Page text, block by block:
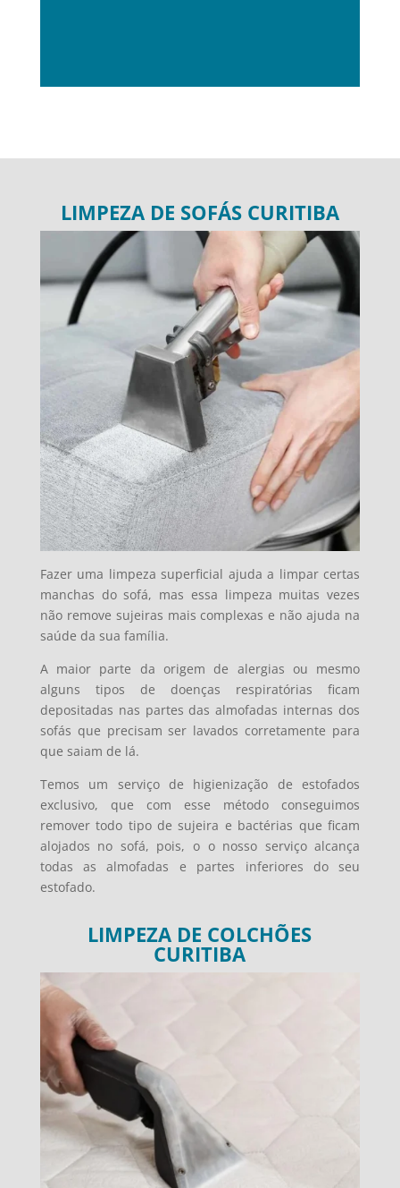
LIMPEZA DE SOFÁS CURITIBA
Fazer uma limpeza superficial ajuda a limpar certas
manchas do sofá, mas essa limpeza muitas vezes
não remove sujeiras mais complexas e não ajuda na
saúde da sua família.
A maior parte da origem de alergias ou mesmo
alguns tipos de doenças respiratórias ficam
depositadas nas partes das almofadas internas dos
sofás que precisam ser lavados corretamente para
que saiam de lá.
Temos um serviço de higienização de estofados
exclusivo, que com esse método conseguimos
remover todo tipo de sujeira e bactérias que ficam
alojados no sofá, pois, o o nosso serviço alcança
todas as almofadas e partes inferiores do seu
estofado.
LIMPEZA DE COLCHÕES
CURITIBA